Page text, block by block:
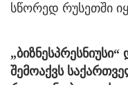
სწორედ რუსეთში
შემოაქვს